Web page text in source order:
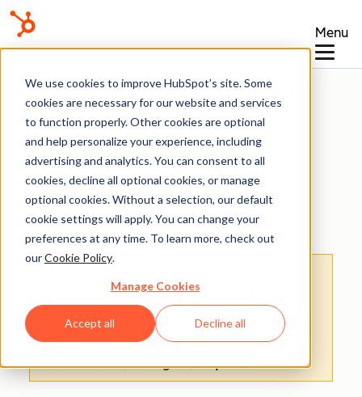
We use cookies to improve HubSpot’s site. Some
cookies are necessary for our website and services
to function properly. Other cookies are optional
and help personalize your experience, including
advertising and analytics. You can consent to all
cookies, decline all optional cookies, or manage
optional cookies. Without a selection, our default
cookie settings will apply. You can change your
preferences at any time. To learn more, check out
ourCookie Policy.
Manage Cookies
Accept all Decline all
Menu
Base de connaissances
Domaines et URL
la traduction automatique, l'exactitude et la
fidélité de la traduction ne sont donc pas
garanties.Pour consulter la version originale
de cet article, en anglais,cliquez ici.